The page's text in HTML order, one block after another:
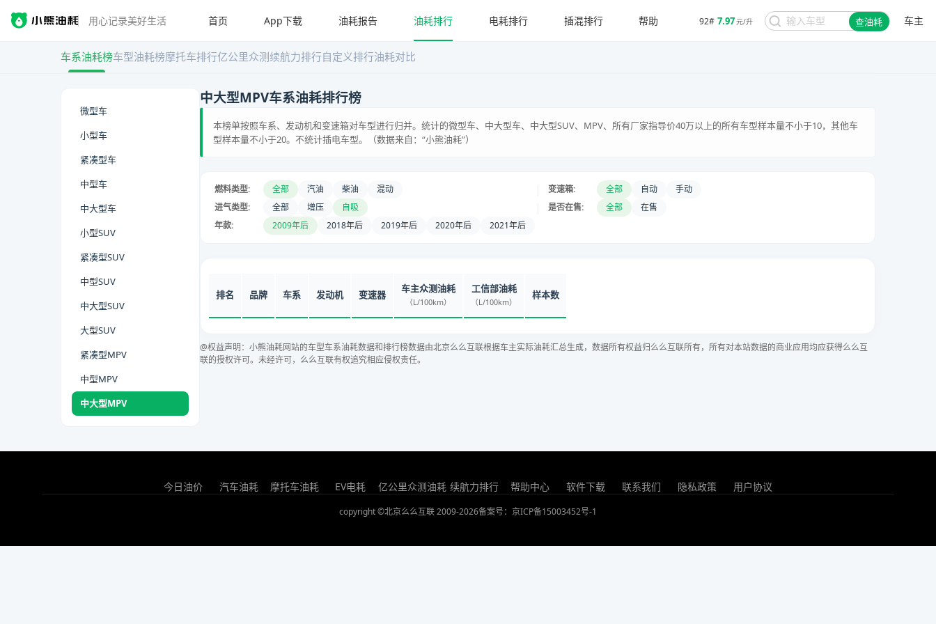
用心记录美好生活 92# 7.97元/升 查油耗 车主
首页 App下载 油耗报告 油耗排行 电耗排行 插混排行 帮助
车系油耗榜车型油耗榜摩托车排行亿公里众测续航力排行自定义排行油耗对比
微型车
小型车
紧凑型车
中型车
中大型车
小型SUV
紧凑型SUV
中型SUV
中大型SUV
大型SUV
紧凑型MPV
中型MPV
中大型MPV
中大型MPV车系油耗排行榜
本榜单按照车系、发动机和变速箱对车型进行归并。统计的微型车、中大型车、中大型SUV、MPV、所有厂家指导价40万以上的所有车型样本量不小于10，其他车
型样本量不小于20。不统计插电车型。（数据来自：“小熊油耗”）
燃料类型: 全部 汽油 柴油 混动 变速箱: 全部 自动
手动
进气类型:
全部 增压 自吸 是否在售: 全部
在售
年款:
2009年后 2018年后 2019年后 2020年后 2021年后
排名 品牌 车系 发动机 变速器 车主众测油耗
（L/100km）
工信部油耗
（L/100km）
样本数
@权益声明：小熊油耗网站的车型车系油耗数据和排行榜数据由北京么么互联根据车主实际油耗汇总生成，数据所有权益归么么互联所有，所有对本站数据的商业应用均应获得么么互
联的授权许可。未经许可，么么互联有权追究相应侵权责任。
今日油价 汽车油耗 摩托车油耗 EV电耗 亿公里众测油耗 续航力排行 帮助中心 软件下载 联系我们 隐私政策 用户协议
copyright ©北京么么互联 2009-2026备案号：京ICP备15003452号-1